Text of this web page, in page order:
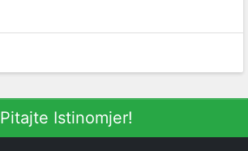
Pitajte Istinomjer!